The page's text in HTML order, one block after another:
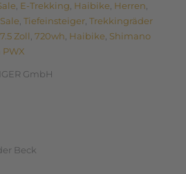
, E-Trekking, Haibike, Herren,
, Tiefeinsteiger, Trekkingräder
Zoll , 720wh, Haibike, Shimano
PWX
GmbH
Beck